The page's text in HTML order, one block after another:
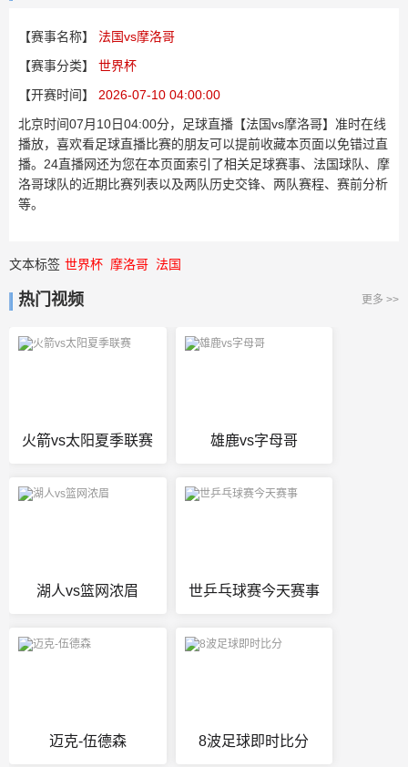
【赛事名称】
法国vs摩洛哥
【赛事分类】
世界杯
【开赛时间】
2026-07-10 04:00:00
北京时间07月10日04:00分，足球直播【法国vs摩洛哥】准时在线
播放，喜欢看足球直播比赛的朋友可以提前收藏本页面以免错过直
播。24直播网还为您在本页面索引了相关足球赛事、法国球队、摩
洛哥球队的近期比赛列表以及两队历史交锋、两队赛程、赛前分析
等。
文本标签 世界杯 摩洛哥 法国
热门视频 更多 >>
火箭vs太阳夏季联赛 雄鹿vs字母哥
湖人vs篮网浓眉 世乒乓球赛今天赛事
迈克-伍德森 8波足球即时比分